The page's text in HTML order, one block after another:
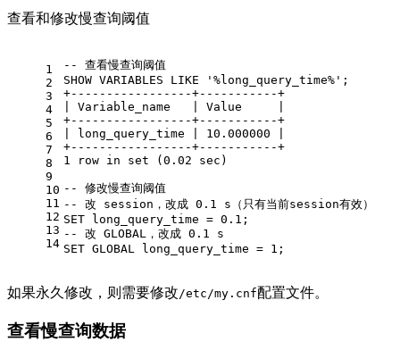
查看和修改慢查询阈值
1
2
3
4
5
6
7
8
9
10
11
12
13
14
-- 查看慢查询阈值
SHOW VARIABLES LIKE '%long_query_time%' ;
+-----------------+-----------+
Variable_name Value
+-----------------+-----------+
long_query_time 10.000000
+-----------------+-----------+
1
row in set ( 0.02 sec)
-- 修改慢查询阈值
-- 改 session，改成 0.1 s（只有当前session有效）
SET long_query_time = 0.1 ;
-- 改 GLOBAL，改成 0.1 s
SET GLOBAL long_query_time = 1 ;
如果永久修改，则需要修改/etc/my.cnf配置文件。
查看慢查询数据